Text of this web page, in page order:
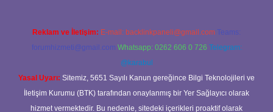
Reklam ve İletişim: E-mail: backlinkpaneli@gmail.com Teams:
forumhizmeti@gmail.com Whatsapp: 0262 606 0 726 Telegram:
@karabul
Yasal Uyarı: Sitemiz, 5651 Sayılı Kanun gereğince Bilgi Teknolojileri ve
İletişim Kurumu (BTK) tarafından onaylanmış bir Yer Sağlayıcı olarak
hizmet vermektedir. Bu nedenle, sitedeki içerikleri proaktif olarak